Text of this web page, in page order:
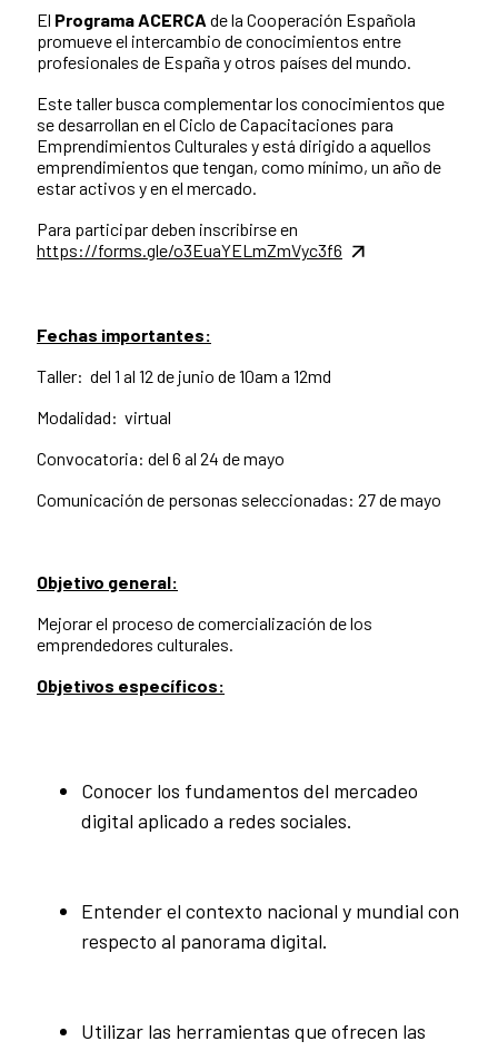
El Programa ACERCA de la Cooperación Española
promueve el intercambio de conocimientos entre
profesionales de España y otros países del mundo.
Este taller busca complementar los conocimientos que
se desarrollan en el Ciclo de Capacitaciones para
Emprendimientos Culturales y está dirigido a aquellos
emprendimientos que tengan, como mínimo, un año de
estar activos y en el mercado.
Para participar deben inscribirse en
https://forms.gle/o3EuaYELmZmVyc3f6
Fechas importantes:
Taller: del 1 al 12 de junio de 10am a 12md
Modalidad: virtual
Convocatoria: del 6 al 24 de mayo
Comunicación de personas seleccionadas: 27 de mayo
Objetivo general:
Mejorar el proceso de comercialización de los
emprendedores culturales.
Objetivos específicos:
Conocer los fundamentos del mercadeo
digital aplicado a redes sociales.
Entender el contexto nacional y mundial con
respecto al panorama digital.
Utilizar las herramientas que ofrecen las